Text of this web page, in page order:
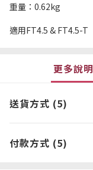
重量：0.62kg
適用FT4.5 & FT4.5-T
更多說明
送貨方式 (5)
付款方式 (5)